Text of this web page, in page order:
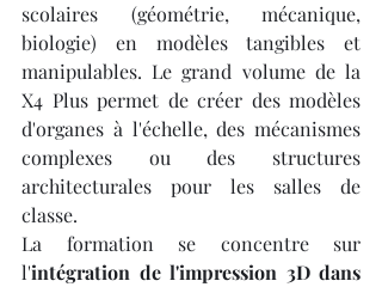
scolaires (géométrie, mécanique,
biologie) en modèles tangibles et
manipulables. Le grand volume de la
X4 Plus permet de créer des modèles
d'organes à l'échelle, des mécanismes
complexes ou des structures
architecturales pour les salles de
classe.
La formation se concentre sur
l'intégration de l'impression 3D dans